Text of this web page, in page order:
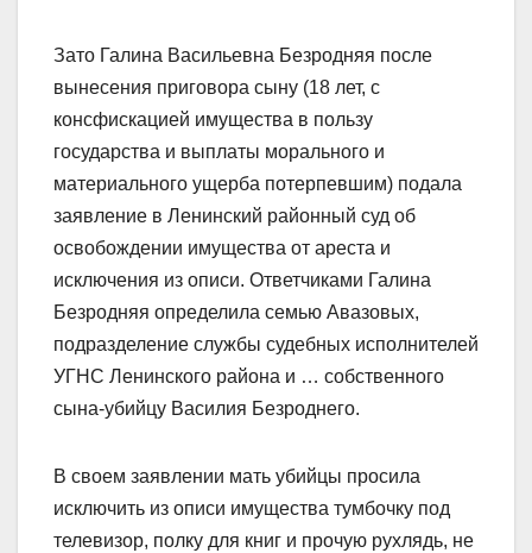
Зато Галина Васильевна Безродняя после
вынесения приговора сыну (18 лет, с
консфискацией имущества в пользу
государства и выплаты морального и
материального ущерба потерпевшим) подала
заявление в Ленинский районный суд об
освобождении имущества от ареста и
исключения из описи. Ответчиками Галина
Безродняя определила семью Авазовых,
подразделение службы судебных исполнителей
УГНС Ленинского района и … собственного
сына-убийцу Василия Безроднего.
В своем заявлении мать убийцы просила
исключить из описи имущества тумбочку под
телевизор, полку для книг и прочую рухлядь, не